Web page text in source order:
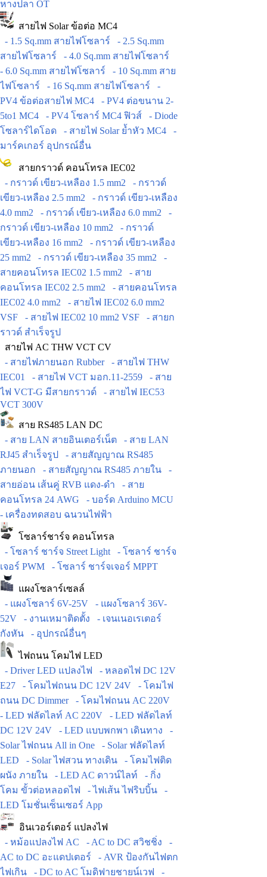
หางปลา OT
สายไฟ Solar ข้อต่อ MC4
- 1.5 Sq.mm สายไฟโซลาร์
- 2.5 Sq.mm
สายไฟโซลาร์
- 4.0 Sq.mm สายไฟโซลาร์
- 6.0 Sq.mm สายไฟโซลาร์
- 10 Sq.mm สาย
ไฟโซลาร์
- 16 Sq.mm สายไฟโซลาร์
-
PV4 ข้อต่อสายไฟ MC4
- PV4 ต่อขนาน 2-
5to1 MC4
- PV4 โซลาร์ MC4 ฟิวส์
- Diode
โซลาร์ไดโอด
- สายไฟ Solar ย้ำหัว MC4
-
มาร์คเกอร์ อุปกรณ์อื่น
สายกราวด์ คอนโทรล IEC02
- กราวด์ เขียว-เหลือง 1.5 mm2
- กราวด์
เขียว-เหลือง 2.5 mm2
- กราวด์ เขียว-เหลือง
4.0 mm2
- กราวด์ เขียว-เหลือง 6.0 mm2
-
กราวด์ เขียว-เหลือง 10 mm2
- กราวด์
เขียว-เหลือง 16 mm2
- กราวด์ เขียว-เหลือง
25 mm2
- กราวด์ เขียว-เหลือง 35 mm2
-
สายคอนโทรล IEC02 1.5 mm2
- สาย
คอนโทรล IEC02 2.5 mm2
- สายคอนโทรล
IEC02 4.0 mm2
- สายไฟ IEC02 6.0 mm2
VSF
- สายไฟ IEC02 10 mm2 VSF
- สายก
ราวด์ สำเร็จรูป
สายไฟ AC THW VCT CV
- สายไฟภายนอก Rubber
- สายไฟ THW
IEC01
- สายไฟ VCT มอก.11-2559
- สาย
ไฟ VCT-G มีสายกราวด์
- สายไฟ IEC53
VCT 300V
สาย RS485 LAN DC
- สาย LAN สายอินเตอร์เน็ต
- สาย LAN
RJ45 สำเร็จรูป
- สายสัญญาณ RS485
ภายนอก
- สายสัญญาณ RS485 ภายใน
-
สายอ่อน เส้นคู่ RVB แดง-ดำ
- สาย
คอนโทรล 24 AWG
- บอร์ด Arduino MCU
- เครื่องทดสอบ ฉนวนไฟฟ้า
โซลาร์ชาร์จ คอนโทรล
- โซลาร์ ชาร์จ Street Light
- โซลาร์ ชาร์จ
เจอร์ PWM
- โซลาร์ ชาร์จเจอร์ MPPT
แผงโซลาร์เซลล์
- แผงโซลาร์ 6V-25V
- แผงโซลาร์ 36V-
52V
- งานเหมาติดตั้ง
- เจนเนอเรเตอร์
กังหัน
- อุปกรณ์อื่นๆ
ไฟถนน โคมไฟ LED
- Driver LED แปลงไฟ
- หลอดไฟ DC 12V
E27
- โคมไฟถนน DC 12V 24V
- โคมไฟ
ถนน DC Dimmer
- โคมไฟถนน AC 220V
- LED ฟลัดไลท์ AC 220V
- LED ฟลัดไลท์
DC 12V 24V
- LED แบบพกพา เดินทาง
-
Solar ไฟถนน All in One
- Solar ฟลัดไลท์
LED
- Solar ไฟสวน ทางเดิน
- โคมไฟติด
ผนัง ภายใน
- LED AC ดาวน์ไลท์
- กิ่ง
โคม ขั้วต่อหลอดไฟ
- ไฟเส้น ไฟริบบิ้น
-
LED โมชั่นเซ็นเซอร์ App
อินเวอร์เตอร์ แปลงไฟ
- หม้อแปลงไฟ AC
- AC to DC สวิชชิ่ง
-
AC to DC อะแดปเตอร์
- AVR ป้องกันไฟตก
ไฟเกิน
- DC to AC โมดิฟายชายน์เวฟ -